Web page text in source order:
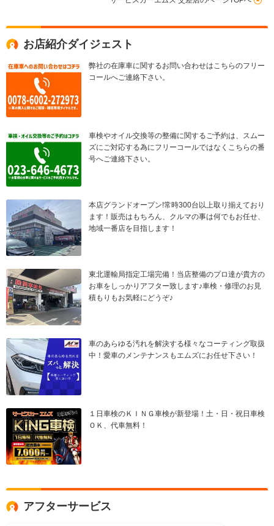
お店紹介ダイジェスト
弊社の在庫車に関するお問い合わせはこちらのフリー
コールへご連絡下さい。
車検やオイル交換等の整備に関するご予約は、スムー
ズにご対応する為にフリーコールではなくこちらの番
号へご連絡下さい。
本店グランドオープン!常時300台以上取り揃えており
ます！販売はもちろん、クルマの事は何でもお任せ、
地域一番店を目指します！
東北運輸局指定工場完備！当店整備のプロ達が貴方の
お車をしっかりアフター致します♪車検・修理のお見
積もりもお気軽にどうぞ♪
車のあらゆる汚れを解決する様々なコーティング取扱
中！愛車のメンテナンスもエムズにお任せ下さい！
１日車検のＫＩＮＧ車検が新登場！土・日・祝日車検
ＯＫ、代車無料！
アフターサービス